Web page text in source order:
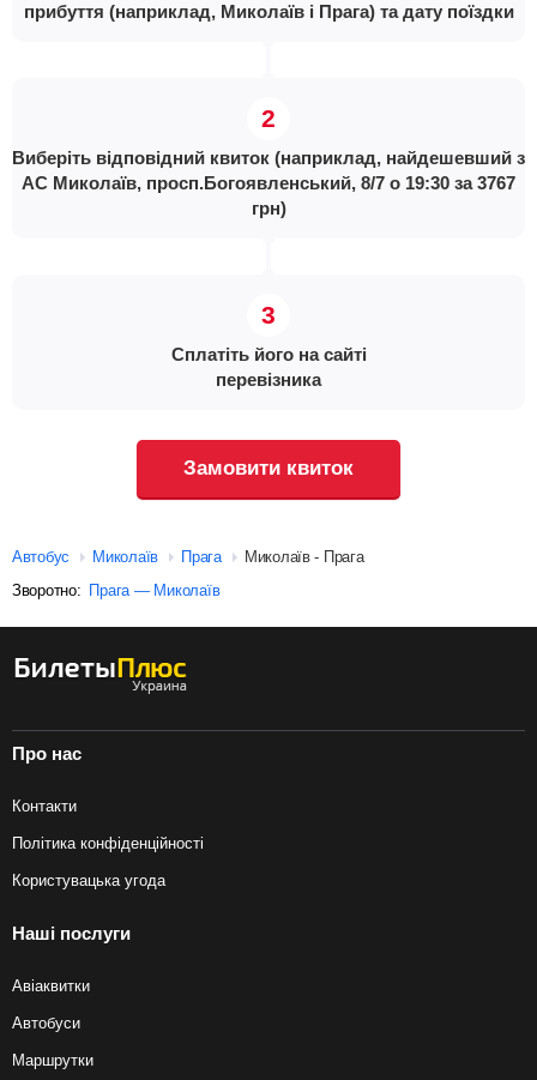
прибуття (наприклад, Миколаїв і Прага) та дату поїздки
Виберіть відповідний квиток (наприклад, найдешевший з
АС Миколаїв, просп.Богоявленський, 8/7 о 19:30 за 3767
грн)
Сплатіть його на сайті
перевізника
Замовити квиток
Автобус Миколаїв Прага
Миколаїв - Прага
Зворотно: Прага — Миколаїв
Про нас
Контакти
Політика конфіденційності
Користувацька угода
Наші послуги
Авіаквитки
Автобуси
Маршрутки